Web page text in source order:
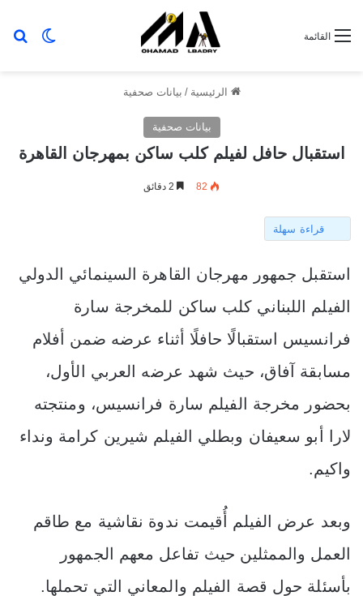
الوضع القائمة
الرئيسية / بيانات صحفية
بيانات صحفية
استقبال حافل لفيلم كلب ساكن بمهرجان القاهرة
82
قراءة سهلة
استقبل جمهور مهرجان القاهرة السينمائي الدولي
الفيلم اللبناني كلب ساكن للمخرجة سارة
فرانسيس استقبالًا حافلًا أثناء عرضه ضمن أفلام
مسابقة آفاق، حيث شهد عرضه العربي الأول،
بحضور مخرجة الفيلم سارة فرانسيس، ومنتجته
لارا أبو سعيفان وبطلي الفيلم شيرين كرامة ونداء
واكيم.
وبعد عرض الفيلم أُقيمت ندوة نقاشية مع طاقم
العمل والممثلين حيث تفاعل معهم الجمهور
بأسئلة حول قصة الفيلم والمعاني التي تحملها.